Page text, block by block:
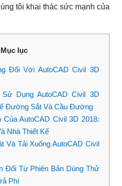
tôi khai thác sức mạnh của
Mục lục
Đối Với AutoCAD Civil 3D
Dụng AutoCAD Civil 3D
Đường Sắt Và Cầu Đường
AutoCAD Civil 3D 2018:
Nhà Thiết Kế
Và Tải Xuống AutoCAD Civil
Đổi Từ Phiên Bản Dùng Thử
Phí